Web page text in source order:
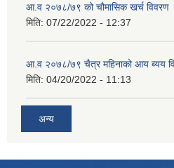
आ.व २०७८/७९ को चौमासिक खर्च विवरण
मिति: 07/22/2022 - 12:37
आ.व २०७८/७९ चैत्र महिनाको आय ब्यय
मिति: 04/20/2022 - 11:13
अन्य